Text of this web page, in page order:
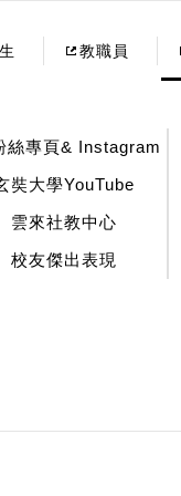
教職員
絲專頁& Instagram
奘大學YouTube
雲來社教中心
校友傑出表現